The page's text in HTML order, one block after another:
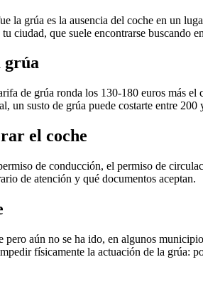
la grúa es la ausencia del coche en un
ciudad, que suele encontrarse buscando
grúa
de grúa ronda los 130-180 euros más
un susto de grúa puede costarte entre 200
el coche
de conducción, el permiso de
de atención y qué documentos aceptan.
aún no se ha ido, en algunos
físicamente la actuación de la grúa: